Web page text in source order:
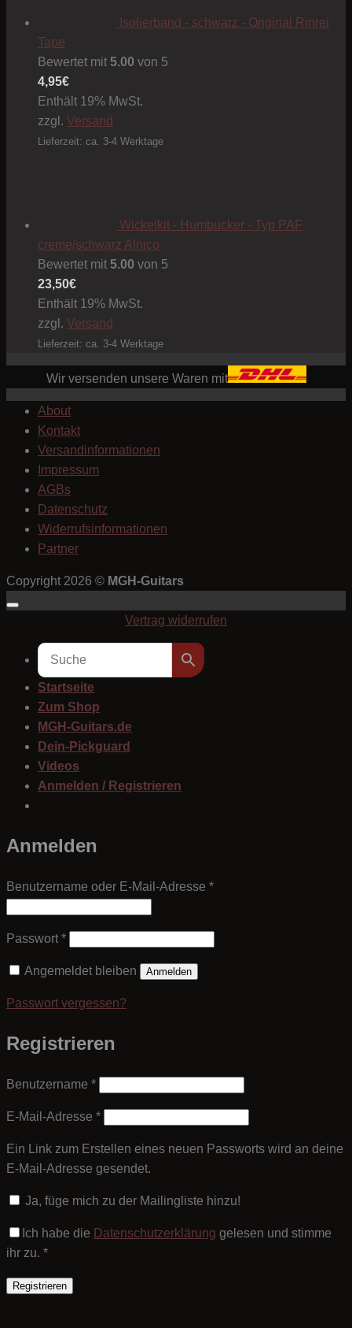
Isolierband - schwarz - Original Rinrei
Tape
Bewertet mit 5.00 von 5
4,95€
Enthält 19% MwSt.
zzgl. Versand
Lieferzeit: ca. 3-4 Werktage
Wickelkit - Humbucker - Typ PAF
creme/schwarz Alnico
Bewertet mit 5.00 von 5
23,50€
Enthält 19% MwSt.
zzgl. Versand
Lieferzeit: ca. 3-4 Werktage
Wir versenden unsere Waren mit
About
Kontakt
Versandinformationen
Impressum
AGBs
Datenschutz
Widerrufsinformationen
Partner
Copyright 2026 © MGH-Guitars
Vertrag widerrufen
Startseite
Zum Shop
MGH-Guitars.de
Dein-Pickguard
Videos
Anmelden / Registrieren
Anmelden
Benutzername oder E-Mail-Adresse *Erforderlich
Passwort *Erforderlich
Angemeldet bleiben Anmelden
Passwort vergessen?
Registrieren
Benutzername *Erforderlich
E-Mail-Adresse *Erforderlich
Ein Link zum Erstellen eines neuen Passworts wird an deine
E-Mail-Adresse gesendet.
Ja, füge mich zu der Mailingliste hinzu!
Ich habe die Datenschutzerklärung gelesen und stimme
ihr zu. *
Registrieren